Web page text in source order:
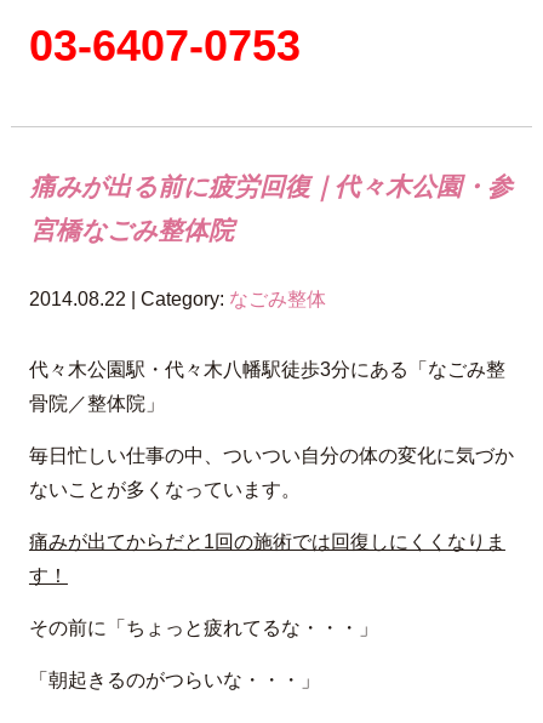
03-6407-0753
痛みが出る前に疲労回復｜代々木公園・参
宮橋なごみ整体院
2014.08.22 | Category: なごみ整体
代々木公園駅・代々木八幡駅徒歩3分にある「なごみ整
骨院／整体院」
毎日忙しい仕事の中、ついつい自分の体の変化に気づか
ないことが多くなっています。
痛みが出てからだと1回の施術では回復しにくくなりま
す！
その前に「ちょっと疲れてるな・・・」
「朝起きるのがつらいな・・・」